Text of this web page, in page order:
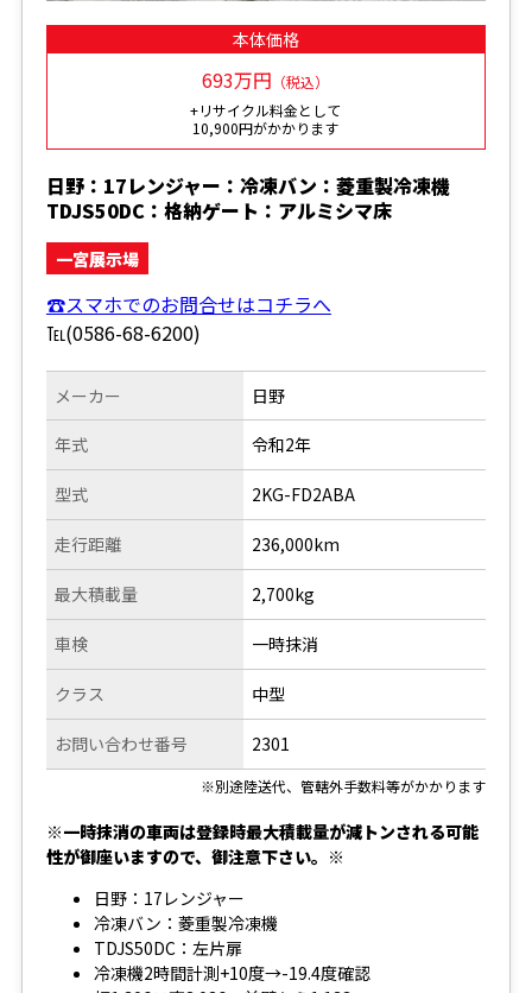
本体価格
693万円 （税込）
+リサイクル料金として
10,900円がかかります
日野：17レンジャー：冷凍バン：菱重製冷凍機
TDJS50DC：格納ゲート：アルミシマ床
一宮展示場
☎スマホでのお問合せはコチラへ
℡(0586-68-6200)
メーカー
年式
型式
走行距離
日野
令和2年
2KG-FD2ABA
236,000km
最大積載量
車検
クラス
お問い合わせ番号
2,700kg
一時抹消
中型
2301
※別途陸送代、管轄外手数料等がかかります
※一時抹消の車両は登録時最大積載量が減トンされる可能
性が御座いますので、御注意下さい。※
日野：17レンジャー
冷凍バン：菱重製冷凍機
TDJS50DC：左片扉
冷凍機2時間計測+10度→-19.4度確認